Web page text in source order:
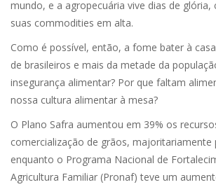
mundo, e a agropecuária vive dias de glória,
suas commodities em alta.
Como é possível, então, a fome bater à
de brasileiros e mais da metade da
insegurança alimentar? Por que faltam
nossa cultura alimentar à mesa?
O Plano Safra aumentou em 39% os
comercialização de grãos, majoritariamente
enquanto o Programa Nacional de
Agricultura Familiar (Pronaf) teve um